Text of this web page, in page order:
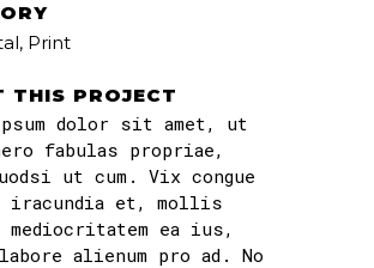
Print
THIS PROJECT
dolor sit amet, ut
fabulas propriae,
ut cum. Vix congue
iracundia et, mollis
mediocritatem ea ius,
alienum pro ad. No